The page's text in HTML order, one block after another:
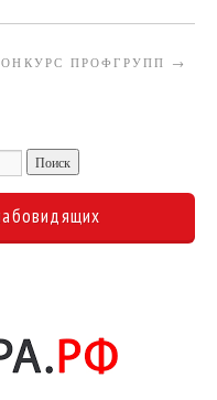
ПРОФГРУПП →